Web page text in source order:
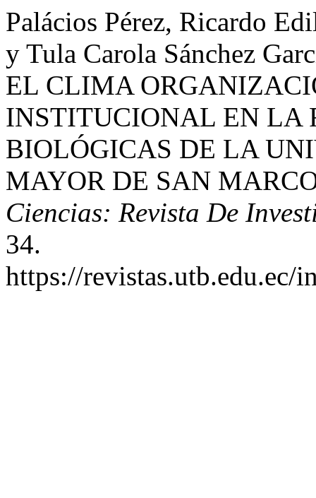
Palácios Pérez, Ricardo
y Tula Carola Sánchez
EL CLIMA
INSTITUCIONAL EN LA
BIOLÓGICAS DE LA
MAYOR DE SAN
Ciencias: Revista De
34.
https://revistas.utb.edu.ec/